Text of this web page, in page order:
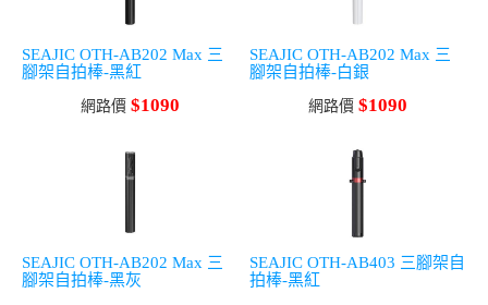
SEAJIC OTH-AB202 Max 三
腳架自拍棒-黑紅
網路價 $1090
SEAJIC OTH-AB202 Max 三
腳架自拍棒-白銀
網路價 $1090
SEAJIC OTH-AB202 Max 三
腳架自拍棒-黑灰
SEAJIC OTH-AB403 三腳架自
拍棒-黑紅